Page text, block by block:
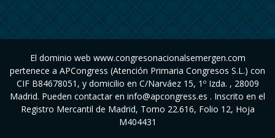
El dominio web www.congresonacionalsemergen.com
pertenece a APCongress (Atención Primaria Congresos S.L.) con
CIF B84678051, y domicilio en C/Narváez 15, 1º Izda. , 28009
Madrid. Pueden contactar en info@apcongress.es . Inscrito en el
Registro Mercantil de Madrid, Tomo 22.616, Folio 12, Hoja
M404431